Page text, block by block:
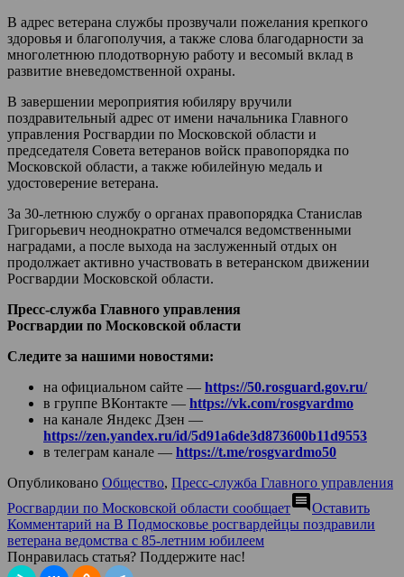
В адрес ветерана службы прозвучали пожелания крепкого
здоровья и благополучия, а также слова благодарности за
многолетнюю плодотворную работу и весомый вклад в
развитие вневедомственной охраны.
В завершении мероприятия юбиляру вручили
поздравительный адрес от имени начальника Главного
управления Росгвардии по Московской области и
председателя Совета ветеранов войск правопорядка по
Московской области, а также юбилейную медаль и
удостоверение ветерана.
За 30-летнюю службу о органах правопорядка Станислав
Григорьевич неоднократно отмечался ведомственными
наградами, а после выхода на заслуженный отдых он
продолжает активно участвовать в ветеранском движении
Росгвардии Московской области.
Пресс-служба Главного управления
Росгвардии по Московской области
Следите за нашими новостями:
на официальном сайте — https://50.rosguard.gov.ru/
в группе ВКонтакте — https://vk.com/rosgvardmo
на канале Яндекс Дзен —
https://zen.yandex.ru/id/5d91a6de3d873600b11d9553
в телеграм канале — https://t.me/rosgvardmo50
Опубликовано Общество, Пресс-служба Главного управления
Росгвардии по Московской области сообщаетcomment Оставить
Комментарий на В Подмосковье росгвардейцы поздравили
ветерана ведомства с 85-летним юбилеем
Понравилась статья? Поддержите нас!